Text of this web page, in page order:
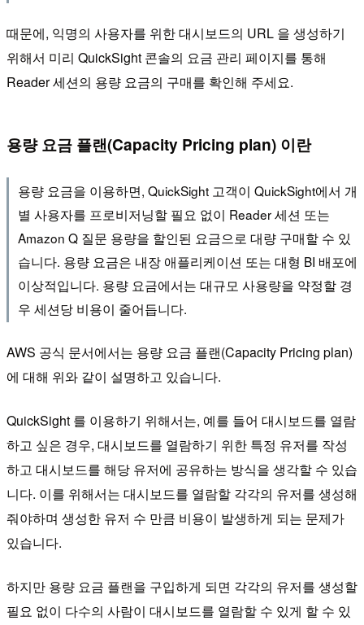
때문에, 익명의 사용자를 위한 대시보드의 URL 을 생성하기
위해서 미리 QuickSight 콘솔의 요금 관리 페이지를 통해
Reader 세션의 용량 요금의 구매를 확인해 주세요.
용량 요금 플랜(Capacity Pricing plan) 이란
용량 요금을 이용하면, QuickSight 고객이 QuickSight에서 개
별 사용자를 프로비저닝할 필요 없이 Reader 세션 또는
Amazon Q 질문 용량을 할인된 요금으로 대량 구매할 수 있
습니다. 용량 요금은 내장 애플리케이션 또는 대형 BI 배포에
이상적입니다. 용량 요금에서는 대규모 사용량을 약정할 경
우 세션당 비용이 줄어듭니다.
AWS 공식 문서에서는 용량 요금 플랜(Capacity Pricing plan)
에 대해 위와 같이 설명하고 있습니다.
QuickSight 를 이용하기 위해서는, 예를 들어 대시보드를 열람
하고 싶은 경우, 대시보드를 열람하기 위한 특정 유저를 작성
하고 대시보드를 해당 유저에 공유하는 방식을 생각할 수 있습
니다. 이를 위해서는 대시보드를 열람할 각각의 유저를 생성해
줘야하며 생성한 유저 수 만큼 비용이 발생하게 되는 문제가
있습니다.
하지만 용량 요금 플랜을 구입하게 되면 각각의 유저를 생성할
필요 없이 다수의 사람이 대시보드를 열람할 수 있게 할 수 있